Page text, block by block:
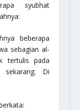
syubhat
beberapa
sebagian al-
tertulis pada
Di